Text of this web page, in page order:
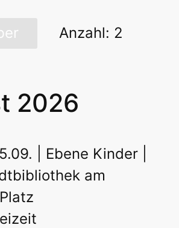
Anzahl: 2
2026
| Ebene Kinder |
am